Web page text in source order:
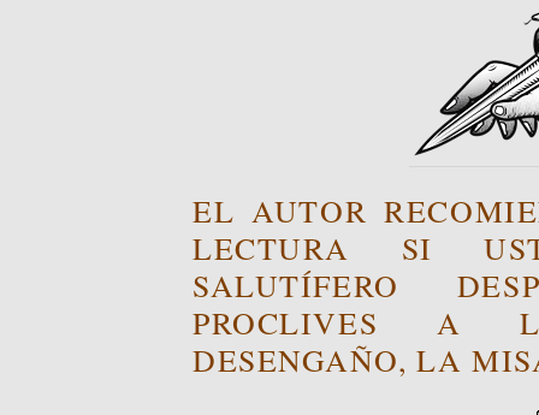
EL AUTOR
LECTURA SI
SALUTÍFERO
PROCLIVES A
DESENGAÑO, LA